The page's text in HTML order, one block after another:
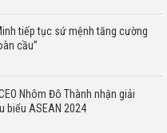
tiếp tục sứ mệnh tăng cường
cầu”
Nhôm Đô Thành nhận giải
biểu ASEAN 2024